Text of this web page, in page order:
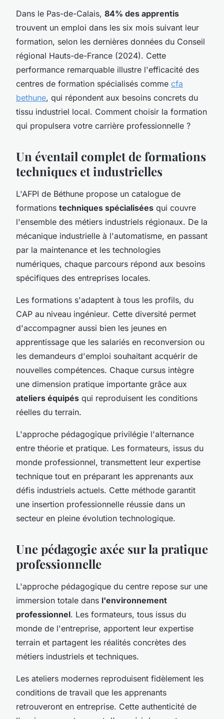
Dans le Pas-de-Calais, 84% des apprentis
trouvent un emploi dans les six mois suivant leur
formation, selon les dernières données du Conseil
régional Hauts-de-France (2024). Cette
performance remarquable illustre l'efficacité des
centres de formation spécialisés comme cfa
bethune, qui répondent aux besoins concrets du
tissu industriel local. Comment choisir la formation
qui propulsera votre carrière professionnelle ?
Un éventail complet de formations
techniques et industrielles
L'AFPI de Béthune propose un catalogue de
formations techniques spécialisées qui couvre
l'ensemble des métiers industriels régionaux. De la
mécanique industrielle à l'automatisme, en passant
par la maintenance et les technologies
numériques, chaque parcours répond aux besoins
spécifiques des entreprises locales.
Les formations s'adaptent à tous les profils, du
CAP au niveau ingénieur. Cette diversité permet
d'accompagner aussi bien les jeunes en
apprentissage que les salariés en reconversion ou
les demandeurs d'emploi souhaitant acquérir de
nouvelles compétences. Chaque cursus intègre
une dimension pratique importante grâce aux
ateliers équipés qui reproduisent les conditions
réelles du terrain.
L'approche pédagogique privilégie l'alternance
entre théorie et pratique. Les formateurs, issus du
monde professionnel, transmettent leur expertise
technique tout en préparant les apprenants aux
défis industriels actuels. Cette méthode garantit
une insertion professionnelle réussie dans un
secteur en pleine évolution technologique.
Une pédagogie axée sur la pratique
professionnelle
L'approche pédagogique du centre repose sur une
immersion totale dans l'environnement
professionnel. Les formateurs, tous issus du
monde de l'entreprise, apportent leur expertise
terrain et partagent les réalités concrètes des
métiers industriels et techniques.
Les ateliers modernes reproduisent fidèlement les
conditions de travail que les apprenants
retrouveront en entreprise. Cette authenticité de